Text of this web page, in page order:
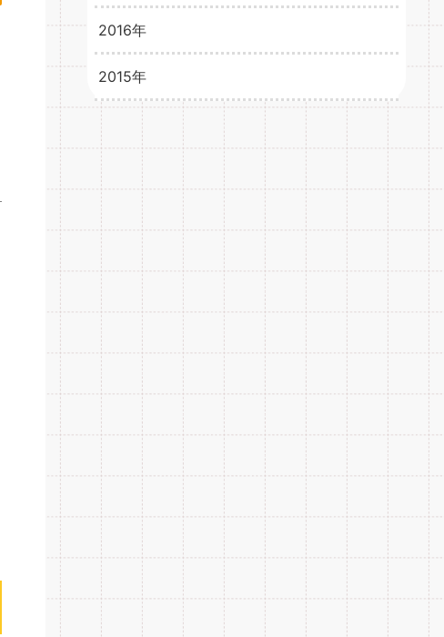
2020年8月 4
2020年7月 3
2020年6月
2020年5月
2020年4月
2020年3月
2020年2月
2020年1月
2019年8月 5
2019年7月
2019年6月
2019年5月
2019年4月
2019年3月
2019年2月
2019年1月
2018年11月
2018年9月
2018年8月
2018年7月
2018年6月
2018年5月
2018年4月
2018年3月
2018年2月
2018年1月
2017年12月
2017年11月
2017年10月
2017年9月
2017年8月
2017年7月
2017年6月
2017年5月
2017年4月
2017年3月
2017年2月
2017年1月
2016年
2016年12月
2016年11月
2016年10月
2016年9月
2016年8月
2016年7月
2016年6月
2016年5月
2016年4月
2016年3月
2016年2月
2016年1月
2015年
2015年12月
2015年11月
2015年10月
2015年6月
2015年1月